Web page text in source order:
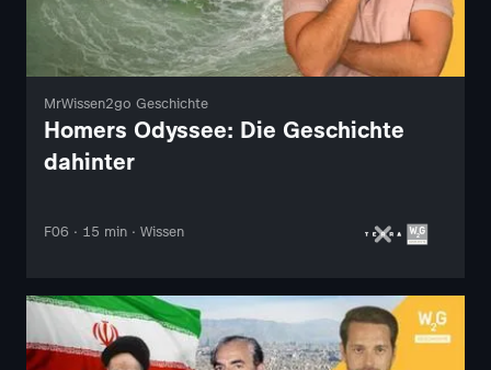
MrWissen2go Geschichte
Homers Odyssee: Die Geschichte
dahinter
F06 · 15 min · Wissen